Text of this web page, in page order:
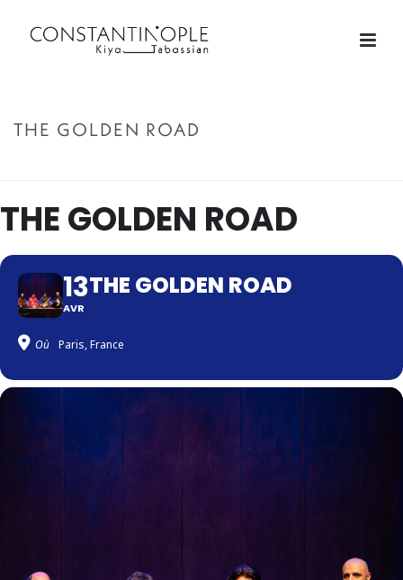
THE GOLDEN ROAD
THE GOLDEN ROAD
13
AVR
THE GOLDEN ROAD
Où Paris, France